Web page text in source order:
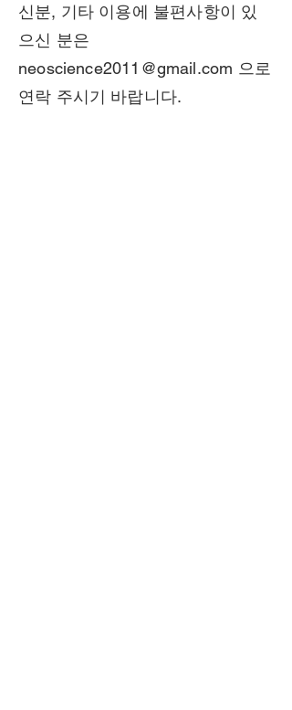
신분, 기타 이용에 불편사항이 있
으신 분은
neoscience2011@gmail.com 으로
연락 주시기 바랍니다.